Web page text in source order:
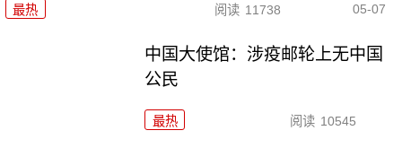
最热 阅读 11738 05-07
中国大使馆：涉疫邮轮上无中国
公民
最热 阅读 10545